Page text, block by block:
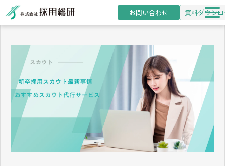
お問い合わせ 資料ダウン
研修事業
導入事例
採用・研修コラム
お役立ち資料
セミナー